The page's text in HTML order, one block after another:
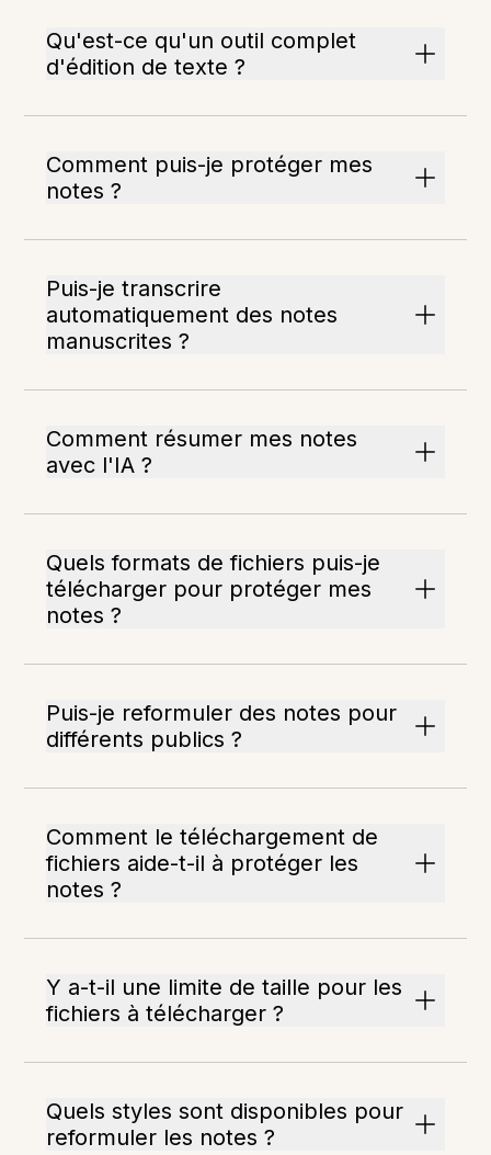
Qu'est-ce qu'un outil complet
d'édition de texte ?
Comment puis-je protéger mes
notes ?
Puis-je transcrire
automatiquement des notes
manuscrites ?
Comment résumer mes notes
avec l'IA ?
Quels formats de fichiers puis-je
télécharger pour protéger mes
notes ?
Puis-je reformuler des notes pour
différents publics ?
Comment le téléchargement de
fichiers aide-t-il à protéger les
notes ?
Y a-t-il une limite de taille pour les
fichiers à télécharger ?
Quels styles sont disponibles pour
reformuler les notes ?